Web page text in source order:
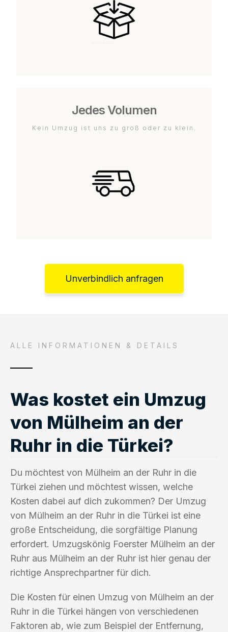
Jedes Volumen
Kein Umzug ist uns zu groß oder zu klein.
Unverbindlich anfragen
ALLE INFORMATIONEN & DETAILS
Was kostet ein Umzug
von Mülheim an der
Ruhr in die Türkei?
Du möchtest von Mülheim an der Ruhr in die
Türkei ziehen und möchtest wissen, welche
Kosten dabei auf dich zukommen? Der Umzug
von Mülheim an der Ruhr in die Türkei ist eine
große Entscheidung, die sorgfältige Planung
erfordert. Umzugskönig Foerster Mülheim an der
Ruhr aus Mülheim an der Ruhr ist hier genau der
richtige Ansprechpartner für dich.
Die Kosten für einen Umzug von Mülheim an der
Ruhr in die Türkei hängen von verschiedenen
Faktoren ab, wie zum Beispiel der Entfernung,